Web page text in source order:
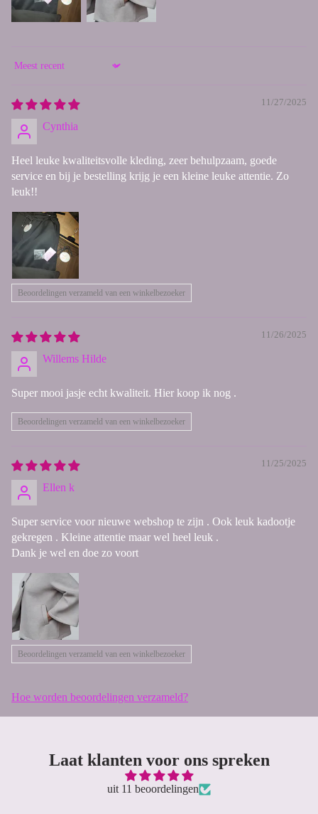
Sort by
11/27/2025
Cynthia
Heel leuke kwaliteitsvolle kleding, zeer behulpzaam, goede
service en bij je bestelling krijg je een kleine leuke attentie. Zo
leuk!!
Beoordelingen verzameld van een winkelbezoeker
11/26/2025
Willems Hilde
Super mooi jasje echt kwaliteit. Hier koop ik nog .
Beoordelingen verzameld van een winkelbezoeker
11/25/2025
Ellen k
Super service voor nieuwe webshop te zijn . Ook leuk kadootje
gekregen . Kleine attentie maar wel heel leuk .
Dank je wel en doe zo voort
Beoordelingen verzameld van een winkelbezoeker
Hoe worden beoordelingen verzameld?
Laat klanten voor ons spreken
uit 11 beoordelingen